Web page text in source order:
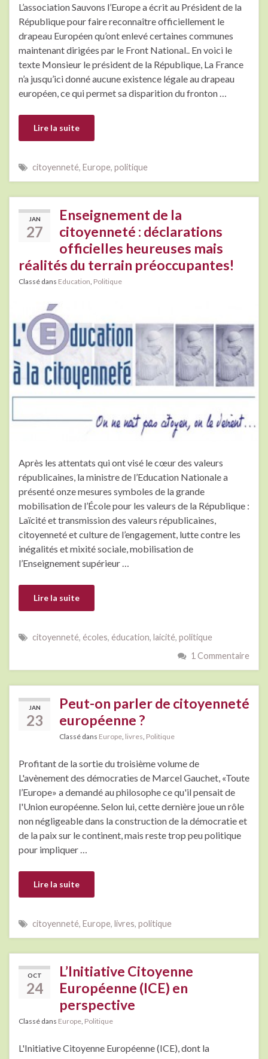
L’association Sauvons l’Europe a écrit au Président de la
République pour faire reconnaître officiellement le
drapeau Européen qu’ont enlevé certaines communes
maintenant dirigées par le Front National.. En voici le
texte Monsieur le président de la République, La France
n’a jusqu’ici donné aucune existence légale au drapeau
européen, ce qui permet sa disparition du fronton …
Lire la suite
citoyenneté, Europe, politique
JAN
27
Enseignement de la
citoyenneté : déclarations
officielles heureuses mais
réalités du terrain préoccupantes!
Classé dans Education Politique
Après les attentats qui ont visé le cœur des valeurs
républicaines, la ministre de l’Education Nationale a
présenté onze mesures symboles de la grande
mobilisation de l’École pour les valeurs de la République :
Laïcité et transmission des valeurs républicaines,
citoyenneté et culture de l’engagement, lutte contre les
inégalités et mixité sociale, mobilisation de
l’Enseignement supérieur …
Lire la suite
citoyenneté, écoles, éducation, laicité, politique
1 Commentaire
JAN
23
Peut-on parler de citoyenneté
européenne ?
Classé dans Europe livres Politique
Profitant de la sortie du troisième volume de
L'avènement des démocraties de Marcel Gauchet, «Toute
l’Europe» a demandé au philosophe ce qu'il pensait de
l'Union européenne. Selon lui, cette dernière joue un rôle
non négligeable dans la construction de la démocratie et
de la paix sur le continent, mais reste trop peu politique
pour impliquer …
Lire la suite
citoyenneté, Europe, livres, politique
OCT
24
L’Initiative Citoyenne
Européenne (ICE) en
perspective
Classé dans Europe Politique
L'Initiative Citoyenne Européenne (ICE), dont la